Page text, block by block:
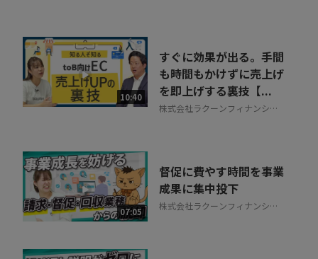
10:40
すぐに効果が出る。手間
も時間もかけずに売上げ
を即上げする裏技【...
株式会社ラクーンフィナンシャ
07:05
督促に費やす時間を事業
成果に集中投下
株式会社ラクーンフィナンシャ